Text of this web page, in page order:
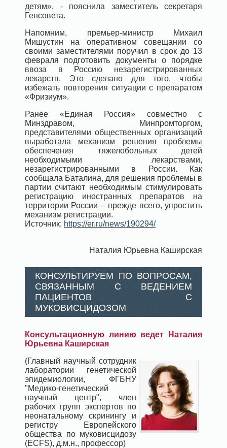
детям», - пояснила заместитель секретаря
Генсовета.
Напомним, премьер-министр Михаил
Мишустин на оперативном совещании со
своими заместителями поручил в срок до 13
февраля подготовить документы о порядке
ввоза в Россию незарегистрированных
лекарств. Это сделано для того, чтобы
избежать повторения ситуации с препаратом
«Фризиум».
Ранее «Единая Россия» совместно с
Минздравом, Минпромторгом,
представителями общественных организаций
выработала механизм решения проблемы
обеспечения тяжелобольных детей
необходимыми лекарствами,
незарегистрированными в России. Как
сообщала Баталина, для решения проблемы в
партии считают необходимым стимулировать
регистрацию иностранных препаратов на
территории России – прежде всего, упростить
механизм регистрации.
Источник: https://er.ru/news/190294/
Наталия Юрьевна Каширская
КОНСУЛЬТИРУЕМ ПО ВОПРОСАМ,
СВЯЗАННЫМ С ВЕДЕНИЕМ
ПАЦИЕНТОВ С
МУКОВИСЦИДОЗОМ
Консультационную линию ведет Наталия
Юрьевна Каширская
(Главный научный сотрудник
лаборатории генетической
эпидемиологии, ФГБНУ
"Медико-генетический
научный центр", член
рабочих групп экспертов по
неонатальному скринингу и
регистру Европейского
общества по муковисцидозу
(ECFS), д.м.н., профессор)